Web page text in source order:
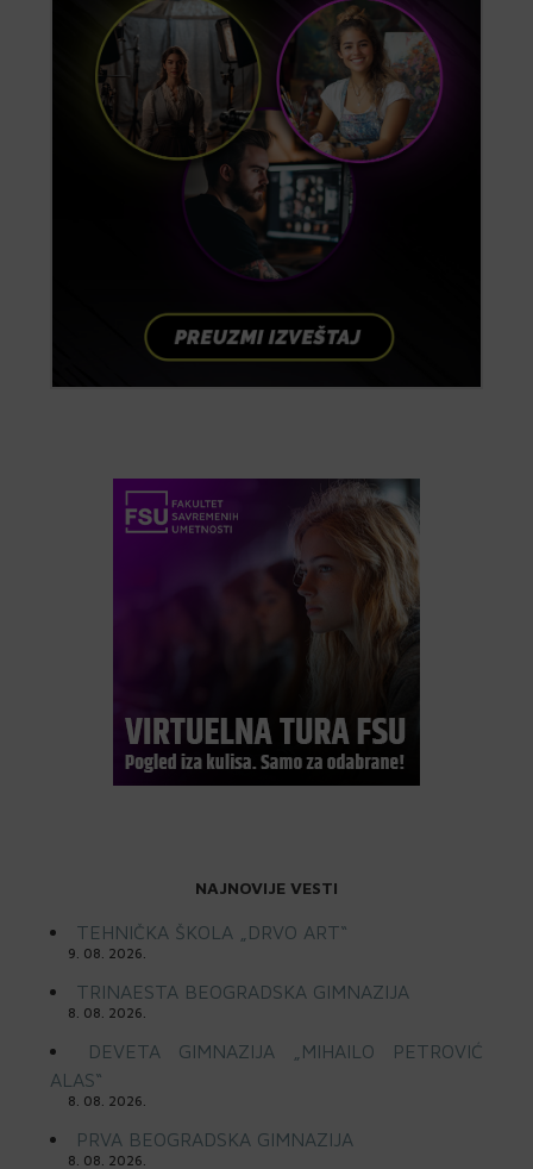
NAJNOVIJE VESTI
TEHNIČKA ŠKOLA „DRVO ART“
9. 08. 2026.
TRINAESTA BEOGRADSKA GIMNAZIJA
8. 08. 2026.
DEVETA GIMNAZIJA „MIHAILO PETROVIĆ
ALAS“
8. 08. 2026.
PRVA BEOGRADSKA GIMNAZIJA
8. 08. 2026.